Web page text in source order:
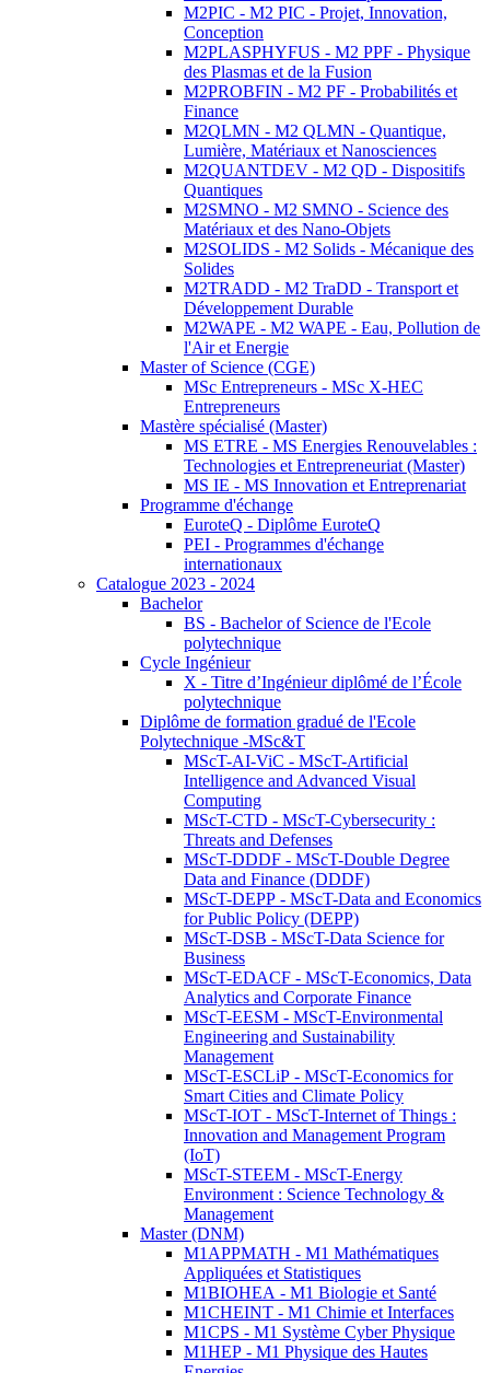
M2PIC - M2 PIC - Projet, Innovation,
Conception
M2PLASPHYFUS - M2 PPF - Physique
des Plasmas et de la Fusion
M2PROBFIN - M2 PF - Probabilités et
Finance
M2QLMN - M2 QLMN - Quantique,
Lumière, Matériaux et Nanosciences
M2QUANTDEV - M2 QD - Dispositifs
Quantiques
M2SMNO - M2 SMNO - Science des
Matériaux et des Nano-Objets
M2SOLIDS - M2 Solids - Mécanique des
Solides
M2TRADD - M2 TraDD - Transport et
Développement Durable
M2WAPE - M2 WAPE - Eau, Pollution de
l'Air et Energie
Master of Science (CGE)
MSc Entrepreneurs - MSc X-HEC
Entrepreneurs
Mastère spécialisé (Master)
MS ETRE - MS Energies Renouvelables :
Technologies et Entrepreneuriat (Master)
MS IE - MS Innovation et Entreprenariat
Programme d'échange
EuroteQ - Diplôme EuroteQ
PEI - Programmes d'échange
internationaux
Catalogue 2023 - 2024
Bachelor
BS - Bachelor of Science de l'Ecole
polytechnique
Cycle Ingénieur
X - Titre d’Ingénieur diplômé de l’École
polytechnique
Diplôme de formation gradué de l'Ecole
Polytechnique -MSc&T
MScT-AI-ViC - MScT-Artificial
Intelligence and Advanced Visual
Computing
MScT-CTD - MScT-Cybersecurity :
Threats and Defenses
MScT-DDDF - MScT-Double Degree
Data and Finance (DDDF)
MScT-DEPP - MScT-Data and Economics
for Public Policy (DEPP)
MScT-DSB - MScT-Data Science for
Business
MScT-EDACF - MScT-Economics, Data
Analytics and Corporate Finance
MScT-EESM - MScT-Environmental
Engineering and Sustainability
Management
MScT-ESCLiP - MScT-Economics for
Smart Cities and Climate Policy
MScT-IOT - MScT-Internet of Things :
Innovation and Management Program
(IoT)
MScT-STEEM - MScT-Energy
Environment : Science Technology &
Management
Master (DNM)
M1APPMATH - M1 Mathématiques
Appliquées et Statistiques
M1BIOHEA - M1 Biologie et Santé
M1CHEINT - M1 Chimie et Interfaces
M1CPS - M1 Système Cyber Physique
M1HEP - M1 Physique des Hautes